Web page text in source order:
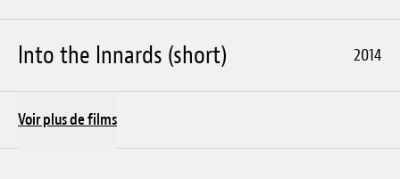
Into the Innards (short) 2014
Voir plus de films